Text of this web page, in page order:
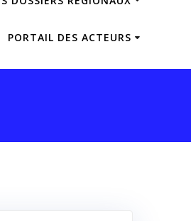
PORTAIL DES ACTEURS